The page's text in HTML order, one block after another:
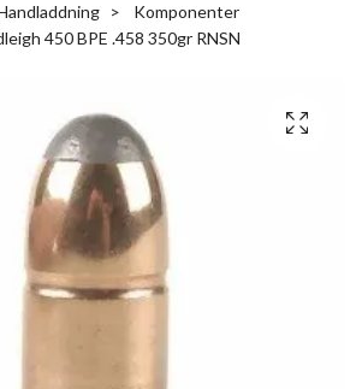
Komponenter
450 BPE .458 350gr RNSN